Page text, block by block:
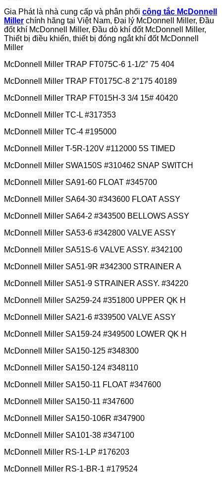
Gia Phát là nhà cung cấp và phân phối công tắc McDonnell
Miller chính hãng tại Việt Nam, Đại lý McDonnell Miller, Đầu
đốt khí McDonnell Miller, Đầu dò khí đốt McDonnell Miller,
Thiết bị điều khiển, thiết bị đóng ngắt khí đốt McDonnell
Miller
McDonnell Miller TRAP FT075C-6 1-1/2″ 75 404
McDonnell Miller TRAP FT0175C-8 2″175 40189
McDonnell Miller TRAP FT015H-3 3/4 15# 40420
McDonnell Miller TC-L #317353
McDonnell Miller TC-4 #195000
McDonnell Miller T-5R-120V #112000 5S TIMED
McDonnell Miller SWA150S #310462 SNAP SWITCH
McDonnell Miller SA91-60 FLOAT #345700
McDonnell Miller SA64-30 #343600 FLOAT ASSY
McDonnell Miller SA64-2 #343500 BELLOWS ASSY
McDonnell Miller SA53-6 #342800 VALVE ASSY
McDonnell Miller SA51S-6 VALVE ASSY. #342100
McDonnell Miller SA51-9R #342300 STRAINER A
McDonnell Miller SA51-9 STRAINER ASSY. #34220
McDonnell Miller SA259-24 #351800 UPPER QK H
McDonnell Miller SA21-6 #339500 VALVE ASSY
McDonnell Miller SA159-24 #349500 LOWER QK H
McDonnell Miller SA150-125 #348300
McDonnell Miller SA150-124 #348110
McDonnell Miller SA150-11 FLOAT #347600
McDonnell Miller SA150-11 #347600
McDonnell Miller SA150-106R #347900
McDonnell Miller SA101-38 #347100
McDonnell Miller RS-1-LP #176203
McDonnell Miller RS-1-BR-1 #179524